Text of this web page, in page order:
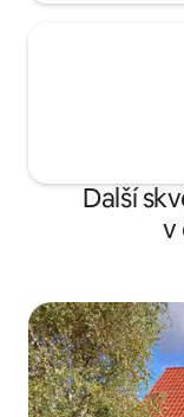
Další
v